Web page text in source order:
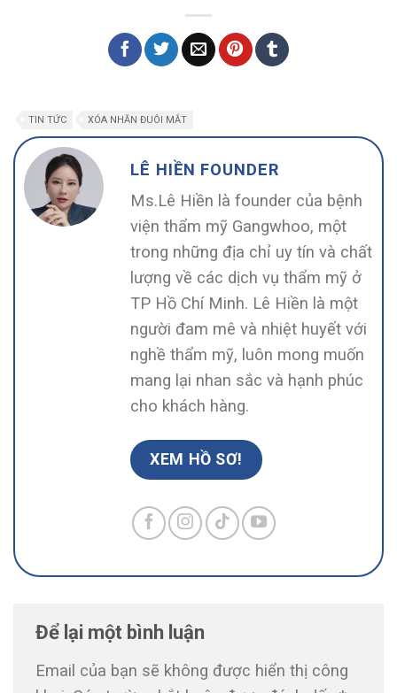
TIN TỨC XÓA NHĂN ĐUÔI MẮT
LÊ HIỀN FOUNDER
Ms.Lê Hiền là founder của bệnh
viện thẩm mỹ Gangwhoo, một
trong những địa chỉ uy tín và chất
lượng về các dịch vụ thẩm mỹ ở
TP Hồ Chí Minh. Lê Hiền là một
người đam mê và nhiệt huyết với
nghề thẩm mỹ, luôn mong muốn
mang lại nhan sắc và hạnh phúc
cho khách hàng.
XEM HỒ SƠ!
Để lại một bình luận
Email của bạn sẽ không được hiển thị công